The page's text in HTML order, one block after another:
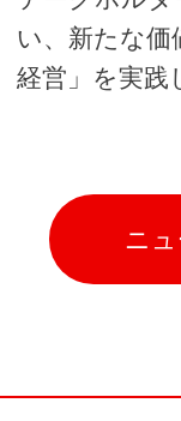
い、新たな価
経営」を実践
ニ